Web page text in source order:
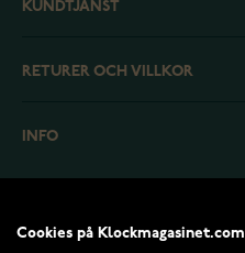
KUNDTJÄNST
RETURER OCH VILLKOR
INFO
Cookies på Klockmagasinet.com